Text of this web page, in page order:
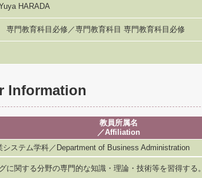
HARADA
門教育科目必修／専門教育科目 専門教育科目必修
Information
教員所属名
／Affiliation
システム学科／Department of Business Administration
に関する分野の専門的な知識・理論・技術等を習得する。